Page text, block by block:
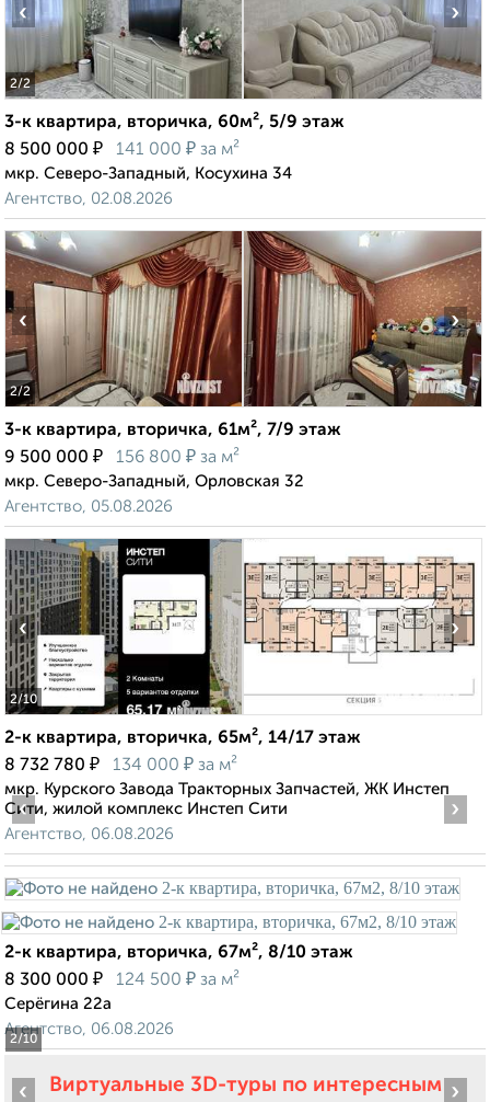
2/2
‹ ›
3-к квартира, вторичка, 60м², 5/9 этаж
8 500 000 ₽ 141 000 ₽ за м²
мкр. Северо-Западный, Косухина 34
Агентство, 02.08.2026
2/2
‹ ›
3-к квартира, вторичка, 61м², 7/9 этаж
9 500 000 ₽ 156 800 ₽ за м²
мкр. Северо-Западный, Орловская 32
Агентство, 05.08.2026
2/10
‹ ›
2-к квартира, вторичка, 65м², 14/17 этаж
8 732 780 ₽ 134 000 ₽ за м²
мкр. Курского Завода Тракторных Запчастей, ЖК Инстеп
Сити, жилой комплекс Инстеп Сити
Агентство, 06.08.2026
2/10
‹ ›
2-к квартира, вторичка, 67м², 8/10 этаж
8 300 000 ₽ 124 500 ₽ за м²
Серёгина 22а
Агентство, 06.08.2026
Виртуальные 3D-туры по интересным
‹ ›